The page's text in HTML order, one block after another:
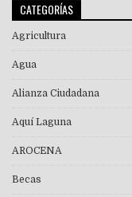
CATEGORÍAS
Agricultura
Agua
Alianza Ciudadana
Aquí Laguna
AROCENA
Becas